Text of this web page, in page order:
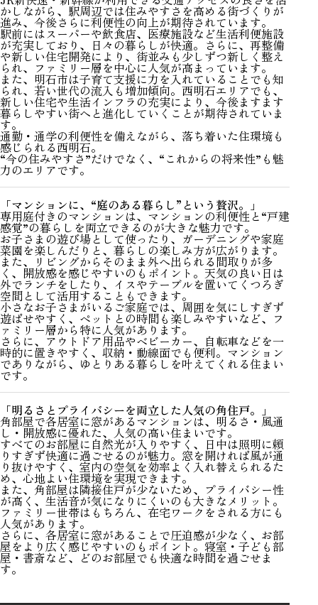
かしながら、駅周辺では住みやすさを高める街づくりが
進み、今後さらに利便性の向上が期待されています。
駅前にはスーパーや飲食店、医療施設など生活利便施設
が充実しており、日々の暮らしが快適。さらに、再整備
や新しい住宅開発により、街並みも少しずつ新しく整え
られ、ファミリー層を中心に人気が高まっています。
また、明石市は子育て支援に力を入れていることでも知
られ、若い世代の流入も増加傾向。西明石エリアでも、
新しい住宅や生活インフラの充実により、今後ますます
暮らしやすい街へと進化していくことが期待されていま
す。
通勤・通学の利便性を備えながら、落ち着いた住環境も
感じられる西明石。
“今の住みやすさ”だけでなく、“これからの将来性”も魅
力のエリアです。
「マンションに、“庭のある暮らし”という贅沢。」
専用庭付きのマンションは、マンションの利便性と“戸建
感覚”の暮らしを両立できるのが大きな魅力です。
お子さまの遊び場として使ったり、ガーデニングや家庭
菜園を楽しんだりと、暮らしの楽しみ方が広がります。
また、リビングからそのまま外へ出られる間取りが多
く、開放感を感じやすいのもポイント。天気の良い日は
外でランチをしたり、イスやテーブルを置いてくつろぎ
空間として活用することもできます。
小さなお子さまがいるご家庭では、周囲を気にしすぎず
遊ばせやすく、ペットとの時間も楽しみやすいなど、フ
ァミリー層から特に人気があります。
さらに、アウトドア用品やベビーカー、自転車などを一
時的に置きやすく、収納・動線面でも便利。マンション
でありながら、ゆとりある暮らしを叶えてくれる住まい
です。
「明るさとプライバシーを両立した人気の角住戸。」
角部屋で各居室に窓があるマンションは、明るさ・風通
し・開放感に優れた、人気の高い住まいです。
すべてのお部屋に自然光が入りやすく、日中は照明に頼
りすぎず快適に過ごせるのが魅力。窓を開ければ風が通
り抜けやすく、室内の空気を効率よく入れ替えられるた
め、心地よい住環境を実現できます。
また、角部屋は隣接住戸が少ないため、プライバシー性
が高く、生活音が気になりにくいのも大きなメリット。
ファミリー世帯はもちろん、在宅ワークをされる方にも
人気があります。
さらに、各居室に窓があることで圧迫感が少なく、お部
屋をより広く感じやすいのもポイント。寝室・子ども部
屋・書斎など、どのお部屋でも快適な時間を過ごせま
す。